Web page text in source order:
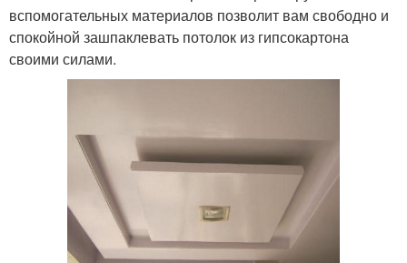
вспомогательных материалов позволит вам свободно и
спокойной зашпаклевать потолок из гипсокартона
своими силами.